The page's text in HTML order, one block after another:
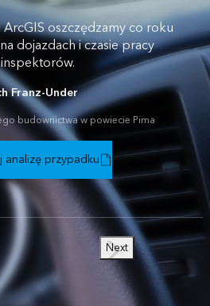
oszczędzamy co roku
dojazdach i czasie pracy
inspektorów.
Franz-Under
budownictwa w powiecie Pima
analizę przypadku
Next